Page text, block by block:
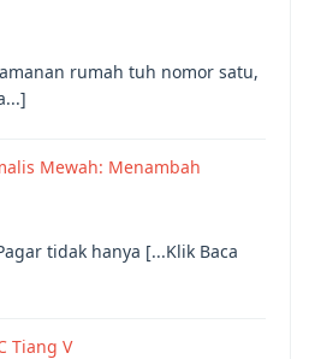
rumah tuh nomor satu,
Mewah: Menambah
tidak hanya [...Klik Baca
Tiang V